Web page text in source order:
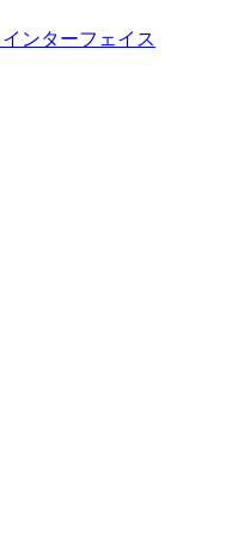
ンターフェイス